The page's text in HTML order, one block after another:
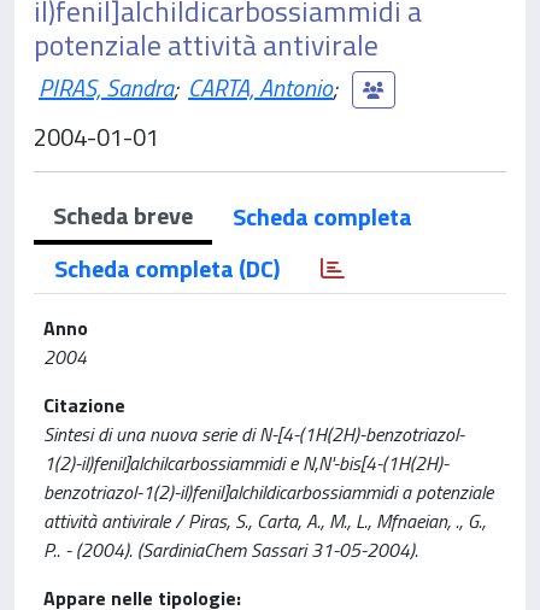
il)fenil]alchildicarbossiammidi a
potenziale attività antivirale
PIRAS, Sandra; CARTA, Antonio;
2004-01-01
Scheda breve
Scheda completa
Scheda completa (DC)
Anno
2004
Citazione
Sintesi di una nuova serie di N-[4-(1H(2H)-benzotriazol-
1(2)-il)fenil]alchilcarbossiammidi e N,N'-bis[4-(1H(2H)-
benzotriazol-1(2)-il)fenil]alchildicarbossiammidi a potenziale
attività antivirale / Piras, S., Carta, A., M., L., Mfnaeian, ., G.,
P.. - (2004). (SardiniaChem Sassari 31-05-2004).
Appare nelle tipologie: